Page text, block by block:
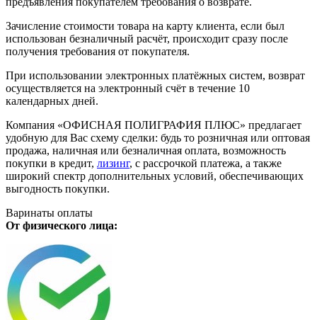
Зачисление стоимости товара на карту клиента, если был
использован безналичный расчёт, происходит сразу после
получения требования от покупателя.
При использовании электронных платёжных систем, возврат
осуществляется на электронный счёт в течение 10
календарных дней.
Компания «ОФИСНАЯ ПОЛИГРАФИЯ ПЛЮС» предлагает
удобную для Вас схему сделки: будь то розничная или оптовая
продажа, наличная или безналичная оплата, возможность
покупки в кредит, лизинг, с рассрочкой платежа, а также
широкий спектр дополнительных условий, обеспечивающих
выгодность покупки.
Варинаты оплаты
От физического лица: